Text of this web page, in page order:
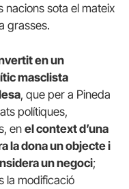
nacions sota el mateix
grasses.
en un
masclista
, que per a Pineda
polítiques,
en el context d’una
la dona un objecte i
un negoci;
la modificació